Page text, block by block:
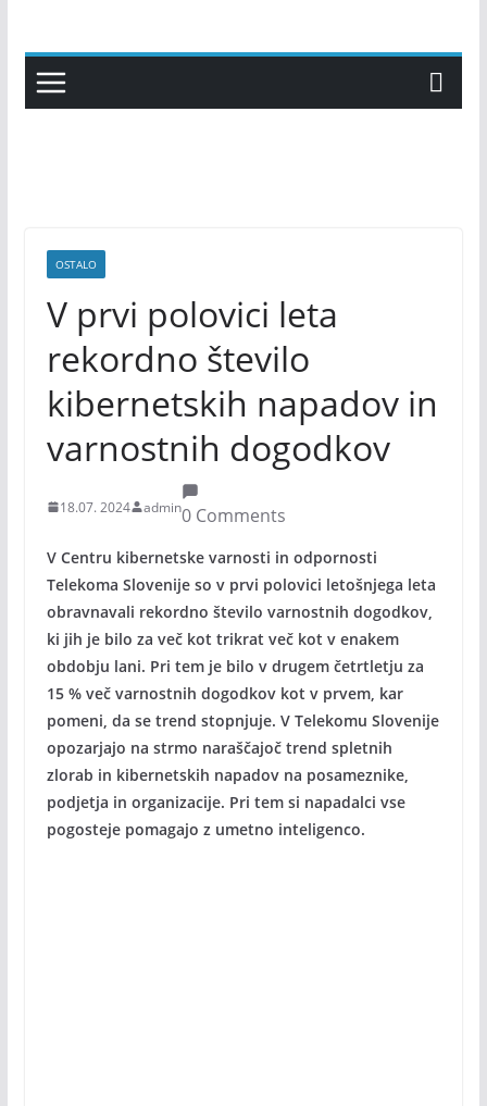
content
OSTALO
V prvi polovici leta
rekordno število
kibernetskih napadov in
varnostnih dogodkov
18.07. 2024 admin0 Comments
V Centru kibernetske varnosti in odpornosti
Telekoma Slovenije so v prvi polovici letošnjega leta
obravnavali rekordno število varnostnih dogodkov,
ki jih je bilo za več kot trikrat več kot v enakem
obdobju lani. Pri tem je bilo v drugem četrtletju za
15 % več varnostnih dogodkov kot v prvem, kar
pomeni, da se trend stopnjuje. V Telekomu Slovenije
opozarjajo na strmo naraščajoč trend spletnih
zlorab in kibernetskih napadov na posameznike,
podjetja in organizacije. Pri tem si napadalci vse
pogosteje pomagajo z umetno inteligenco.